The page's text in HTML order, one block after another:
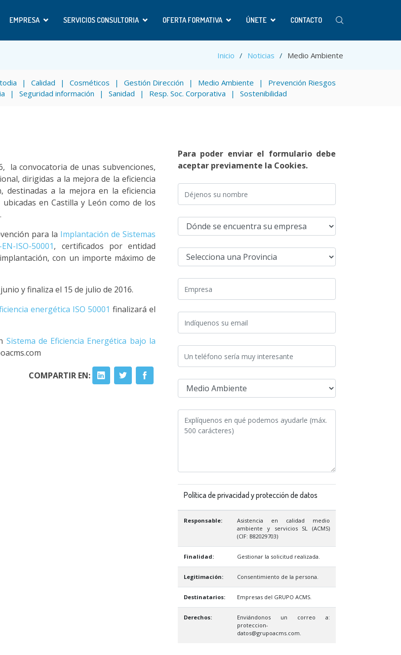
EMPRESA SERVICIOS CONSULTORIA OFERTA FORMATIVA ÚNETE CONTACTO
Inicio Noticias Medio Ambiente
Calidad Cosméticos Gestión Dirección Medio Ambiente
Prevención Riesgos
Seguridad información Sanidad Resp. Soc. Corporativa Sostenibilidad
la convocatoria de unas subvenciones,
dirigidas a la mejora de la eficiencia
destinadas a la mejora en la eficiencia
en Castilla y León como de los
para la Implantación de Sistemas
ISO-50001, certificados por entidad
con un importe máximo de
y finaliza el 15 de julio de 2016.
energética ISO 50001 finalizará el
Sistema de Eficiencia Energética bajo la
COMPARTIR EN:
Para poder enviar el formulario debe
aceptar previamente la Cookies.
Política de privacidad y protección de datos
Responsable:
Asistencia en calidad medio
ambiente y servicios SL (ACMS)
(CIF: B82029703)
Finalidad: Gestionar la solicitud realizada.
Legitimación: Consentimiento de la persona.
Destinatarios: Empresas del GRUPO ACMS.
Derechos:
Enviándonos un correo a:
proteccion-
datos@grupoacms.com.